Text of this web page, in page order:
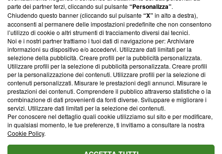
Su di noi
Team editoriale
Corporate
Redazione
Informativa Privacy
Cookie Policy
Blasting SA, IDI CHE-247.845.224, Via Carlo Frasca, 3 - 6900
Lugano (Svizzera) Tel:+39 0690258937
© 2026 Blasting News
parte dei partner terzi, cliccando sul pulsante“Personalizza”.
Chiudendo questo banner (cliccando sul pulsante“X”in alto a destra),
acconsenti al permanere delle impostazioni predefinite che non consentono
l’utilizzo di cookie o altri strumenti di tracciamento diversi dai tecnici.
Noi e i nostri partner trattiamo i tuoi dati di navigazione per: Archiviare
informazioni su dispositivo e/o accedervi. Utilizzare dati limitati per la
selezione della pubblicità. Creare profili per la pubblicità personalizzata.
Utilizzare profili per la selezione di pubblicità personalizzata. Creare profili
per la personalizzazione dei contenuti. Utilizzare profili per la selezione di
contenuti personalizzati. Misurare le prestazioni degli annunci. Misurare le
prestazioni dei contenuti. Comprendere il pubblico attraverso statistiche o la
combinazione di dati provenienti da fonti diverse. Sviluppare e migliorare i
servizi. Utilizzare dati limitati per la selezione dei contenuti.
Per conoscere nel dettaglio quali cookie utilizziamo sul sito e per modificare,
in qualsiasi momento, le tue preferenze, ti invitiamo a consultare la nostra
Cookie Policy.